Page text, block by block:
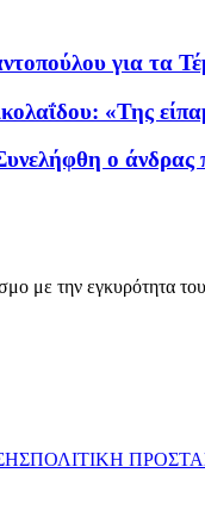
για τα
«Της
ο άνδρας
με την εγκυρότητα
ΠΟΛΙΤΙΚΗ